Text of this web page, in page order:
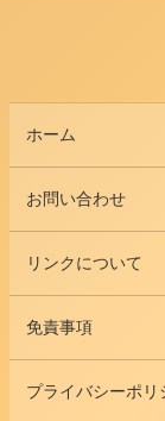
ホーム
お問い合わせ
リンクについて
免責事項
プライバシーポリ